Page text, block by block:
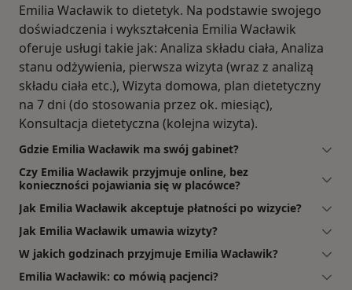
Emilia Wacławik to dietetyk. Na podstawie swojego
doświadczenia i wykształcenia Emilia Wacławik
oferuje usługi takie jak: Analiza składu ciała, Analiza
stanu odżywienia, pierwsza wizyta (wraz z analizą
składu ciała etc.), Wizyta domowa, plan dietetyczny
na 7 dni (do stosowania przez ok. miesiąc),
Konsultacja dietetyczna (kolejna wizyta).
Gdzie Emilia Wacławik ma swój gabinet?
Czy Emilia Wacławik przyjmuje online, bez
konieczności pojawiania się w placówce?
Jak Emilia Wacławik akceptuje płatności po wizycie?
Jak Emilia Wacławik umawia wizyty?
W jakich godzinach przyjmuje Emilia Wacławik?
Emilia Wacławik: co mówią pacjenci?